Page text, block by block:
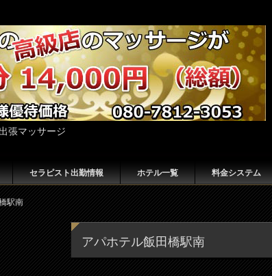
張マッサージ
セラピスト出勤情報 ホテル一覧 料金システム
駅南
アパホテル飯田橋駅南